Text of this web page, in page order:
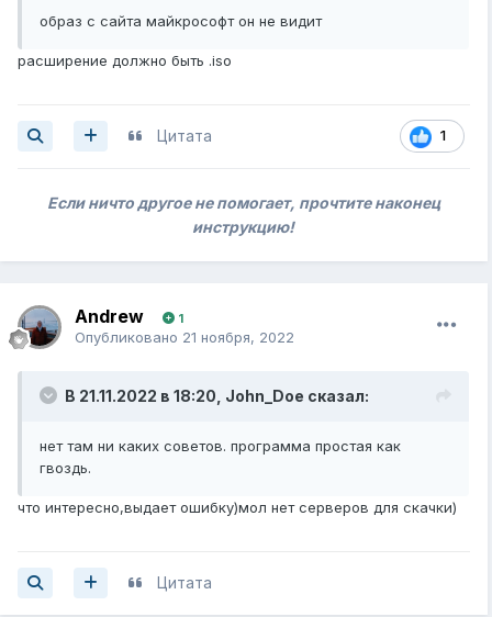
образ с сайта майкрософт он не видит
расширение должно быть .iso
1
Цитата
Если ничто другое не помогает, прочтите наконец
инструкцию!
Andrew 1
Опубликовано 21 ноября, 2022
В 21.11.2022 в 18:20, John_Doe сказал:
нет там ни каких советов. программа простая как
гвоздь.
что интересно,выдает ошибку)мол нет серверов для скачки)
Цитата